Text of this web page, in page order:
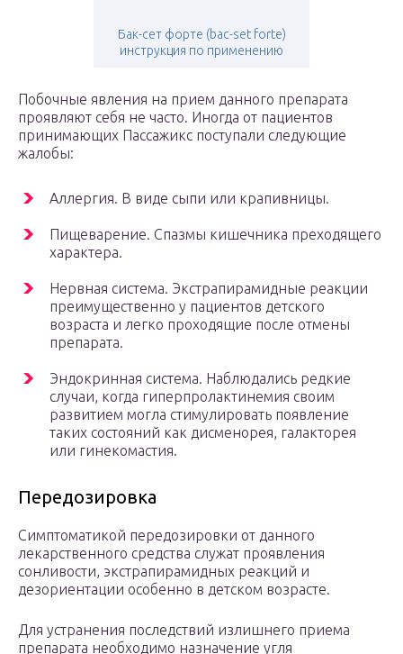
Бак-сет форте (bac-set forte)
инструкция по применению
Побочные явления на прием данного препарата
проявляют себя не часто. Иногда от пациентов
принимающих Пассажикс поступали следующие
жалобы:
Аллергия. В виде сыпи или крапивницы.
Пищеварение. Спазмы кишечника преходящего
характера.
Нервная система. Экстрапирамидные реакции
преимущественно у пациентов детского
возраста и легко проходящие после отмены
препарата.
Эндокринная система. Наблюдались редкие
случаи, когда гиперпролактинемия своим
развитием могла стимулировать появление
таких состояний как дисменорея, галакторея
или гинекомастия.
Передозировка
Симптоматикой передозировки от данного
лекарственного средства служат проявления
сонливости, экстрапирамидных реакций и
дезориентации особенно в детском возрасте.
Для устранения последствий излишнего приема
препарата необходимо назначение угля